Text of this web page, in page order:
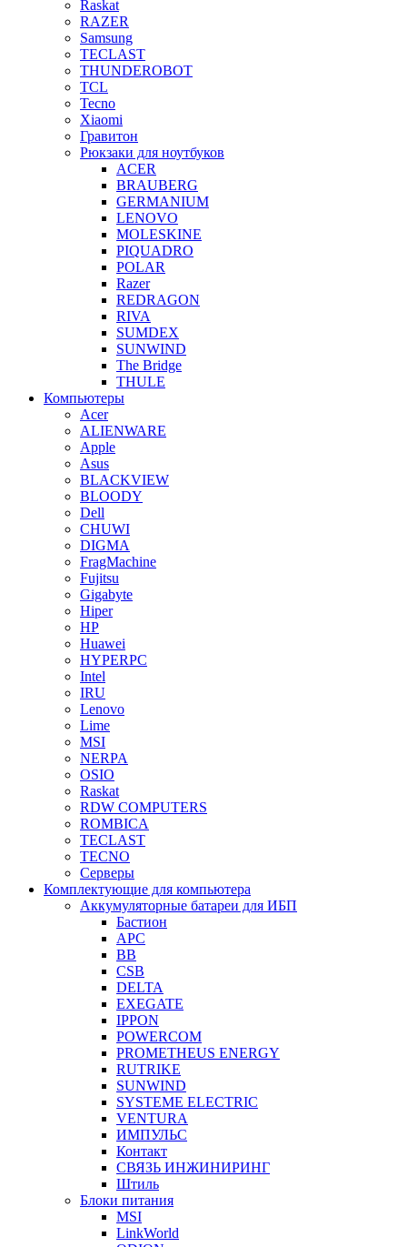
Raskat
RAZER
Samsung
TECLAST
THUNDEROBOT
TCL
Tecno
Xiaomi
Гравитон
Рюкзаки для ноутбуков
ACER
BRAUBERG
GERMANIUM
LENOVO
MOLESKINE
PIQUADRO
POLAR
Razer
REDRAGON
RIVA
SUMDEX
SUNWIND
The Bridge
THULE
Компьютеры
Acer
ALIENWARE
Apple
Asus
BLACKVIEW
BLOODY
Dell
CHUWI
DIGMA
FragMachine
Fujitsu
Gigabyte
Hiper
HP
Huawei
HYPERPC
Intel
IRU
Lenovo
Lime
MSI
NERPA
OSIO
Raskat
RDW COMPUTERS
ROMBICA
TECLAST
TECNO
Серверы
Комплектующие для компьютера
Аккумуляторные батареи для ИБП
Бастион
APC
BB
CSB
DELTA
EXEGATE
IPPON
POWERCOM
PROMETHEUS ENERGY
RUTRIKE
SUNWIND
SYSTEME ELECTRIC
VENTURA
ИМПУЛЬС
Контакт
СВЯЗЬ ИНЖИНИРИНГ
Штиль
Блоки питания
MSI
LinkWorld